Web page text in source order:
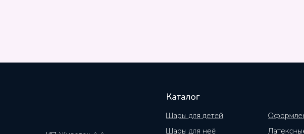
Каталог
Шары для детей
Шары для неё